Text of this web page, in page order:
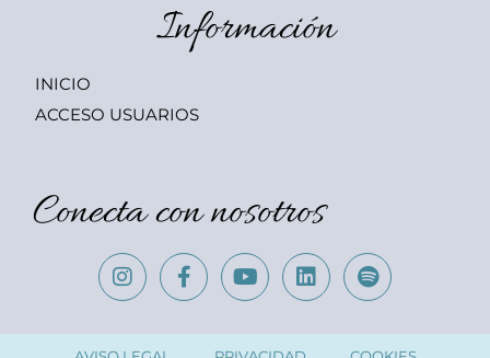
Información
INICIO
ACCESO USUARIOS
Conecta con nosotros